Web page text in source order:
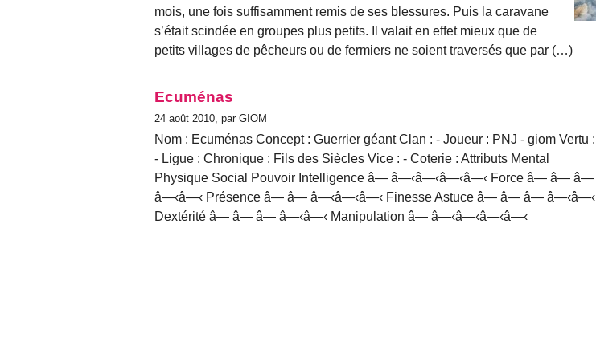
mois, une fois suffisamment remis de ses blessures. Puis la caravane
s’était scindée en groupes plus petits. Il valait en effet mieux que de
petits villages de pêcheurs ou de fermiers ne soient traversés que par (…)
Ecuménas
24 août 2010, par GIOM
Nom : Ecuménas Concept : Guerrier géant Clan : - Joueur : PNJ - giom Vertu :
- Ligue : Chronique : Fils des Siècles Vice : - Coterie : Attributs Mental
Physique Social Pouvoir Intelligence â— â—‹â—‹â—‹â—‹ Force â— â— â—
â—‹â—‹ Présence â— â— â—‹â—‹â—‹ Finesse Astuce â— â— â— â—‹â—‹
Dextérité â— â— â— â—‹â—‹ Manipulation â— â—‹â—‹â—‹â—‹